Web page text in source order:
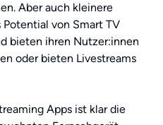
Aber auch kleinere
von Smart TV
bieten ihren Nutzer:innen
oder bieten Livestreams
Apps ist klar die